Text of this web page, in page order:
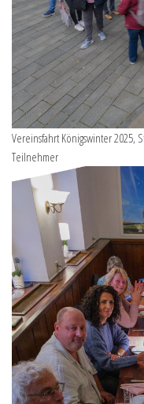
Vereinsfahrt Königswinter 2025,
Teilnehmer